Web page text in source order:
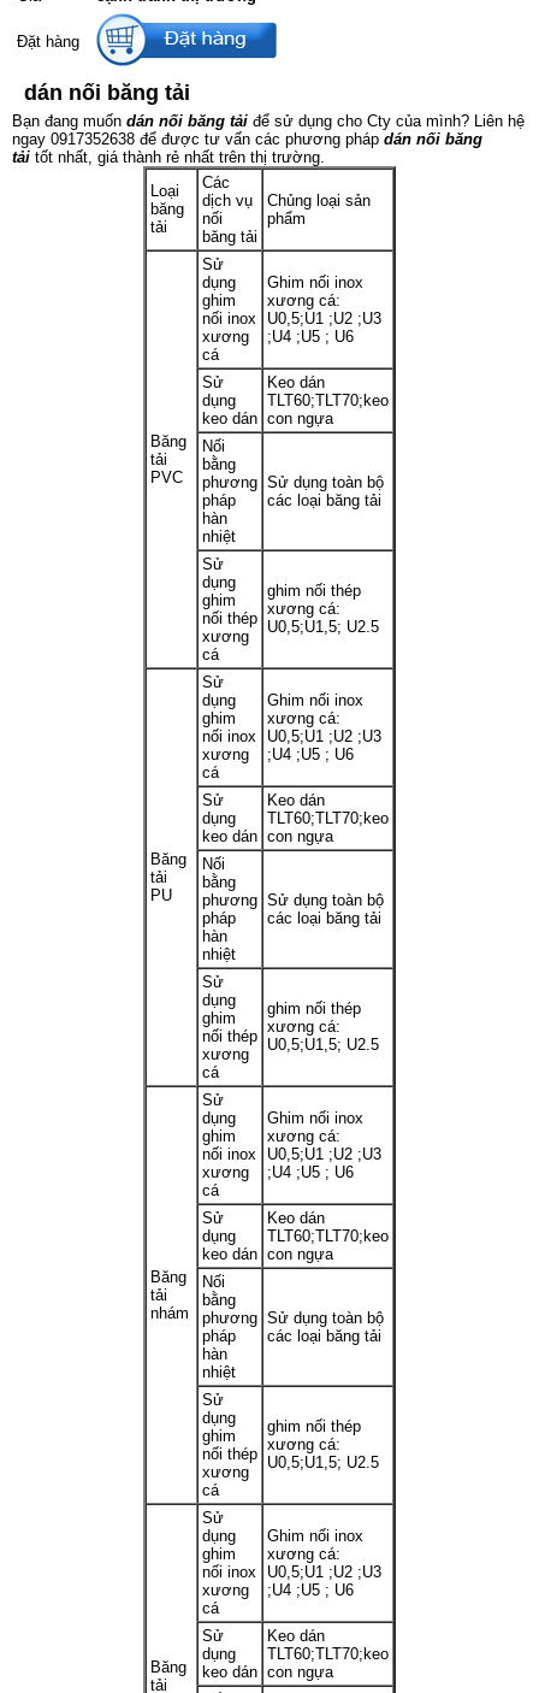
Đặt hàng
dán nối băng tải
Bạn đang muốn dán nối băng tải để sử dụng cho Cty của mình? Liên hệ
ngay 0917352638 để được tư vấn các phương pháp dán nối băng
tải tốt nhất, giá thành rẻ nhất trên thị trường.
Loại
băng
tải
Các
dịch vụ
nối
băng tải
Chủng loại sản
phẩm
Băng
tải
PVC
Sử
dụng
ghim
nối inox
xương
cá
Ghim nối inox
xương cá:
U0,5;U1 ;U2 ;U3
;U4 ;U5 ; U6
Sử
dụng
keo dán
Keo dán
TLT60;TLT70;keo
con ngựa
Nối
bằng
phương
pháp
hàn
nhiệt
Sử dụng toàn bộ
các loại băng tải
Sử
dụng
ghim
nối thép
xương
cá
ghim nối thép
xương cá:
U0,5;U1,5; U2.5
Băng
tải
PU
Sử
dụng
ghim
nối inox
xương
cá
Ghim nối inox
xương cá:
U0,5;U1 ;U2 ;U3
;U4 ;U5 ; U6
Sử
dụng
keo dán
Keo dán
TLT60;TLT70;keo
con ngựa
Nối
bằng
phương
pháp
hàn
nhiệt
Sử dụng toàn bộ
các loại băng tải
Sử
dụng
ghim
nối thép
xương
cá
ghim nối thép
xương cá:
U0,5;U1,5; U2.5
Băng
tải
nhám
Sử
dụng
ghim
nối inox
xương
cá
Ghim nối inox
xương cá:
U0,5;U1 ;U2 ;U3
;U4 ;U5 ; U6
Sử
dụng
keo dán
Keo dán
TLT60;TLT70;keo
con ngựa
Nối
bằng
phương
pháp
hàn
nhiệt
Sử dụng toàn bộ
các loại băng tải
Sử
dụng
ghim
nối thép
xương
cá
ghim nối thép
xương cá:
U0,5;U1,5; U2.5
Băng
tải
Sử
dụng
ghim
nối inox
xương
cá
Ghim nối inox
xương cá:
U0,5;U1 ;U2 ;U3
;U4 ;U5 ; U6
Sử
dụng
keo dán
Keo dán
TLT60;TLT70;keo
con ngựa